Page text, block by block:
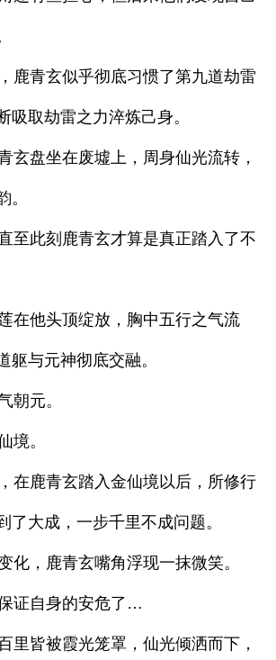
鹿青玄似乎彻底习惯了第九道劫雷
吸取劫雷之力淬炼己身。
盘坐在废墟上，周身仙光流转，
。
至此刻鹿青玄才算是真正踏入了不
在他头顶绽放，胸中五行之气流
躯与元神彻底交融。
朝元。
境。
在鹿青玄踏入金仙境以后，所修行
了大成，一步千里不成问题。
，鹿青玄嘴角浮现一抹微笑。
证自身的安危了…
皆被霞光笼罩，仙光倾洒而下，